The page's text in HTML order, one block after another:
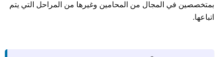
بمتخصصين في المجال من المحامين وغيرها من المراحل التي يتم
اتباعها.